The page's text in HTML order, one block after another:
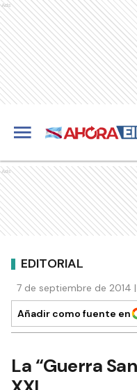
Ads
Ads
EDITORIAL
7 de septiembre de 2014
Añadir como fuente en
La “Guerra